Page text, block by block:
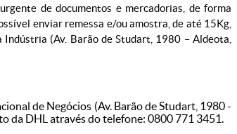
de documentos e mercadorias, de forma
enviar remessa e/ou amostra, de até 15Kg,
(Av. Barão de Studart, 1980 – Aldeota,
de Negócios (Av. Barão de Studart, 1980 -
da DHL através do telefone: 0800 771 3451.